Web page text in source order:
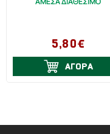
5,80€
ΑΓΟΡΑ